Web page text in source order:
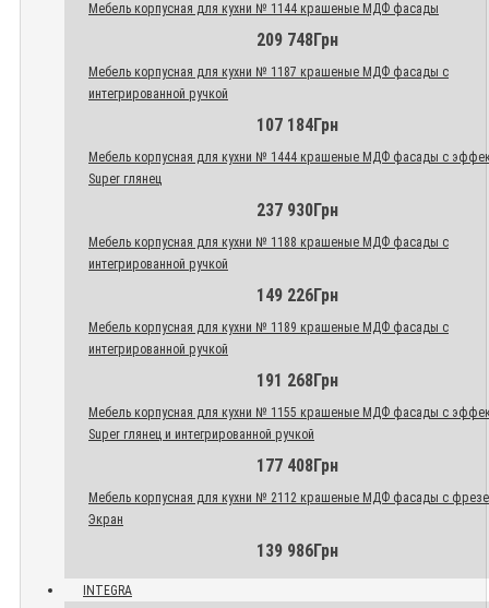
Мебель корпусная для кухни № 1144 крашеные МДФ фасады
209 748Грн
Мебель корпусная для кухни № 1187 крашеные МДФ фасады с
интегрированной ручкой
107 184Грн
Мебель корпусная для кухни № 1444 крашеные МДФ фасады с
Super глянец
237 930Грн
Мебель корпусная для кухни № 1188 крашеные МДФ фасады с
интегрированной ручкой
149 226Грн
Мебель корпусная для кухни № 1189 крашеные МДФ фасады с
интегрированной ручкой
191 268Грн
Мебель корпусная для кухни № 1155 крашеные МДФ фасады с
Super глянец и интегрированной ручкой
177 408Грн
Мебель корпусная для кухни № 2112 крашеные МДФ фасады с
Экран
139 986Грн
INTEGRA